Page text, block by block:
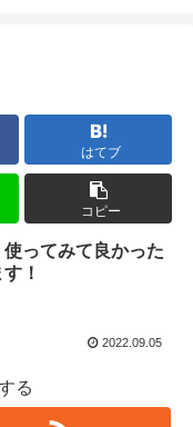
はてブ
コピー
ってみて良かった
！
2022.09.05
る